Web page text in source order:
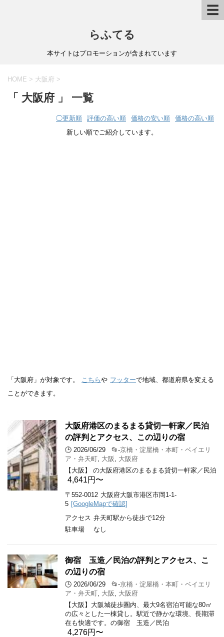
☰
らふてる
本サイトはプロモーションが含まれています
HOME > 大阪府 >
「 大阪府 」 一覧
◯更新順 評価の高い順 価格の安い順
価格の高い順
新しい順でご紹介しています。
「大阪府」が対象です。 こちらや フッターで地域、都道府県を変える
ことができます。
大阪府港区のまるまる貸切一軒家／民泊
の評判とアクセス、この辺りの宿
🕒 2026/06/29 📂-京橋・淀屋橋・本町・ベイエリ
ア・弁天町, 大阪 , 大阪府
【大阪】 の大阪府港区のまるまる貸切一軒家／民泊
4,641円〜
〒552-0012 大阪府大阪市港区市岡1-1-
5 [GoogleMapで確認]
アクセス 弁天町駅から徒歩で12分
駐車場
なし
御宿 玉造／民泊の評判とアクセス、こ
の辺りの宿
🕒 2026/06/29 📂-京橋・淀屋橋・本町・ベイエリ
ア・弁天町, 大阪 , 大阪府
【大阪】大阪城徒歩圏内、最大9名宿泊可能な80㎡
の広々とした一棟貸し。駅近で静かな環境、長期滞
在も快適です。の御宿 玉造／民泊
4,276円〜